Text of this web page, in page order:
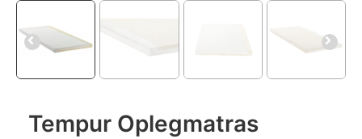
Tempur Oplegmatras